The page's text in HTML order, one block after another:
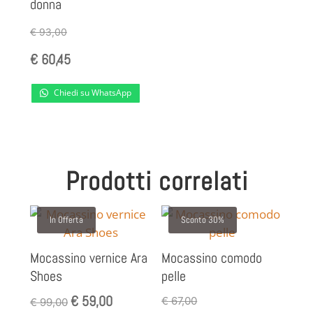
donna
€93,00
€60,45
Chiedi su WhatsApp
Prodotti correlati
In Offerta
Mocassino vernice Ara
Shoes
€99,00 Il
€59,00Il
Sconto 30%
Mocassino comodo
pelle
€67,00